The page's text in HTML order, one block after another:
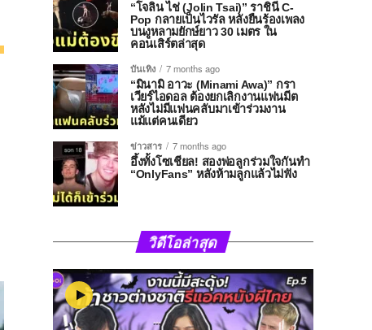
“โจลิน ไช่ (Jolin Tsai)” ราชินี C-
Pop กลายเป็นไวรัล หลังยืนร้องเพลง
บนงูหลามยักษ์ยาว 30 เมตร ใน
คอนเสิร์ตล่าสุด
บันเทิง
7 months ago
“มินามิ อาวะ (Minami Awa)” กรา
เวียร์ไอดอล ต้องยกเลิกงานแฟนมีต
หลังไม่มีแฟนคลับมาเข้าร่วมงาน
แม้แต่คนเดียว
ข่าวสาร
7 months ago
อึ้งทั้งโซเชียล! สองพ่อลูกร่วมใจกันทำ
“OnlyFans” หลังห้ามลูกแล้วไม่ฟัง
วิดีโอล่าสุด